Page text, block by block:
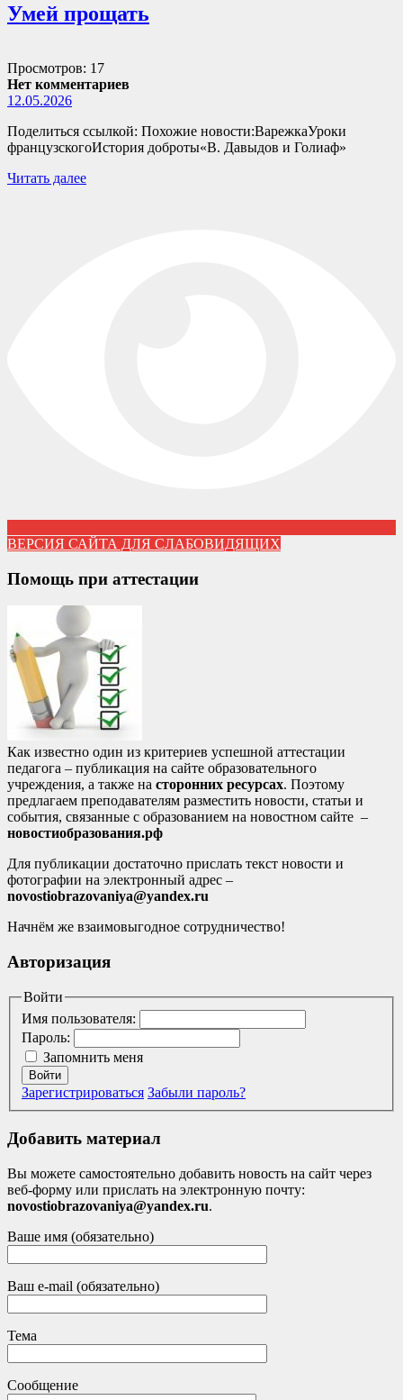
Умей прощать
Просмотров: 17
Нет комментариев
12.05.2026
Поделиться ссылкой: Похожие новости:ВарежкаУроки
французскогоИстория доброты«В. Давыдов и Голиаф»
Читать далее
ВЕРСИЯ САЙТА ДЛЯ СЛАБОВИДЯЩИХ
Помощь при аттестации
Как известно один из критериев успешной аттестации
педагога – публикация на сайте образовательного
учреждения, а также на сторонних ресурсах. Поэтому
предлагаем преподавателям разместить новости, статьи и
события, связанные с образованием на новостном сайте –
новостиобразования.рф
Для публикации достаточно прислать текст новости и
фотографии на электронный адрес –
novostiobrazovaniya@yandex.ru
Начнём же взаимовыгодное сотрудничество!
Авторизация
Войти
Имя пользователя:
Пароль:
Запомнить меня
Войти
Зарегистрироваться Забыли пароль?
Добавить материал
Вы можете самостоятельно добавить новость на сайт через
веб-форму или прислать на электронную почту:
novostiobrazovaniya@yandex.ru.
Ваше имя (обязательно)
Ваш e-mail (обязательно)
Тема
Сообщение